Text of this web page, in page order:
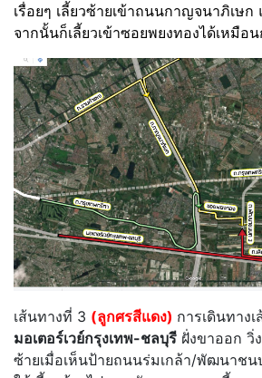
เรื่อยๆ เลี้ยวซ้ายเข้าถนนกาญจนาภิเษก
จากนั้นก็เลี้ยวเข้าซอยพยงทองได้เหมือ
เส้นทางที่ 3 (ลูกศรสีแดง) การเดินทาง
มอเตอร์เวย์กรุงเทพ-ชลบุรี ฝั่งขาออก วิ่
ซ้ายเมื่อเห็นป้ายถนนร่มเกล้า/พัฒนาช